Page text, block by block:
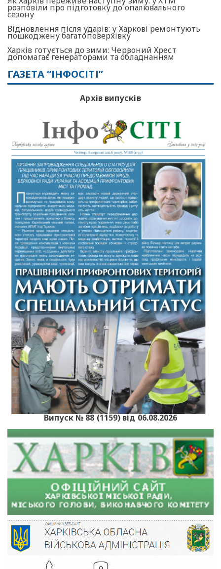
розповіли про підготовку до опалювального
сезону
Відновлення після ударів: у Харкові ремонтують
пошкоджену багатоповерхівку
Харків готується до зими: Червоний Хрест
допомагає генераторами та обладнанням
ГАЗЕТА “ІНФОСІТІ”
Архів випусків
Випуск № 88 (1159) від 06.08.2026